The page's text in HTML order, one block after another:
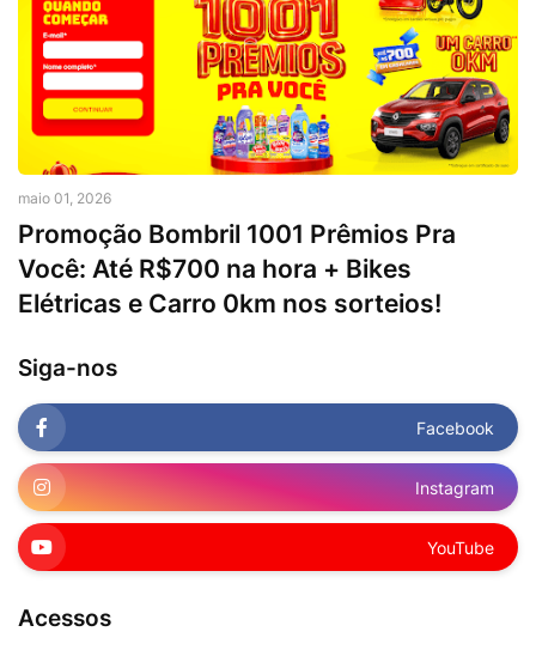
maio 01, 2026
Promoção Bombril 1001 Prêmios Pra
Você: Até R$700 na hora + Bikes
Elétricas e Carro 0km nos sorteios!
Siga-nos
Facebook
Instagram
YouTube
Acessos